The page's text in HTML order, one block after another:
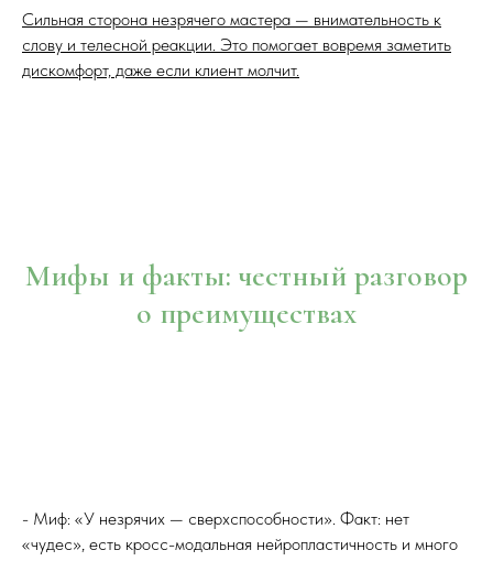
Сильная сторона незрячего мастера — внимательность к
слову и телесной реакции. Это помогает вовремя заметить
дискомфорт, даже если клиент молчит.
Мифы и факты: честный разговор
о преимуществах
- Миф: «У незрячих — сверхспособности». Факт: нет
«чудес», есть кросс-модальная нейропластичность и много